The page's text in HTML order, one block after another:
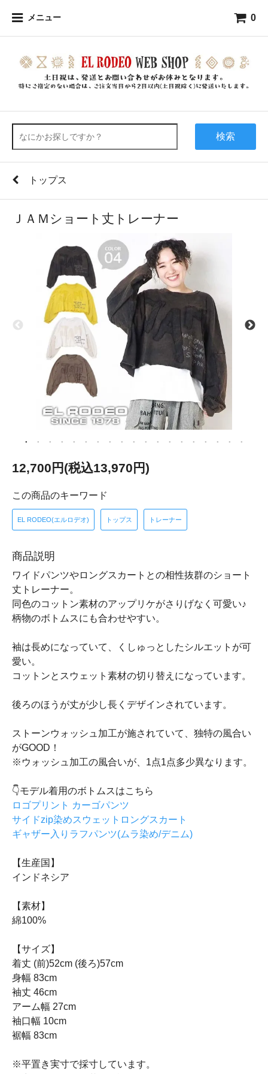
メニュー 0
検索
トップス
ＪＡＭショート丈トレーナー
12,700円(税込13,970円)
この商品のキーワード
EL RODEO(エルロデオ) トップス トレーナー
商品説明
ワイドパンツやロングスカートとの相性抜群のショート
丈トレーナー。
同色のコットン素材のアップリケがさりげなく可愛い♪
柄物のボトムスにも合わせやすい。
袖は長めになっていて、くしゅっとしたシルエットが可
愛い。
コットンとスウェット素材の切り替えになっています。
後ろのほうが丈が少し長くデザインされています。
ストーンウォッシュ加工が施されていて、独特の風合い
がGOOD！
※ウォッシュ加工の風合いが、1点1点多少異なります。
👇モデル着用のボトムスはこちら
ロゴプリント カーゴパンツ
サイドzip染めスウェットロングスカート
ギャザー入りラフパンツ(ムラ染め/デニム)
【生産国】
インドネシア
【素材】
綿100%
【サイズ】
着丈 (前)52cm (後ろ)57cm
身幅 83cm
袖丈 46cm
アーム幅 27cm
袖口幅 10cm
裾幅 83cm
※平置き実寸で採寸しています。